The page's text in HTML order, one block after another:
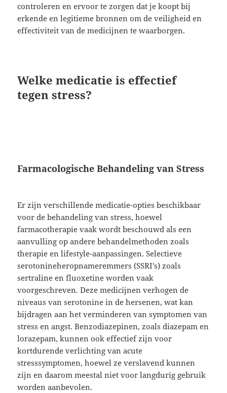
controleren en ervoor te zorgen dat je koopt bij
erkende en legitieme bronnen om de veiligheid en
effectiviteit van de medicijnen te waarborgen.
Welke medicatie is effectief
tegen stress?
Farmacologische Behandeling van Stress
Er zijn verschillende medicatie-opties beschikbaar
voor de behandeling van stress, hoewel
farmacotherapie vaak wordt beschouwd als een
aanvulling op andere behandelmethoden zoals
therapie en lifestyle-aanpassingen. Selectieve
serotonineheropnameremmers (SSRI's) zoals
sertraline en fluoxetine worden vaak
voorgeschreven. Deze medicijnen verhogen de
niveaus van serotonine in de hersenen, wat kan
bijdragen aan het verminderen van symptomen van
stress en angst. Benzodiazepinen, zoals diazepam en
lorazepam, kunnen ook effectief zijn voor
kortdurende verlichting van acute
stresssymptomen, hoewel ze verslavend kunnen
zijn en daarom meestal niet voor langdurig gebruik
worden aanbevolen.